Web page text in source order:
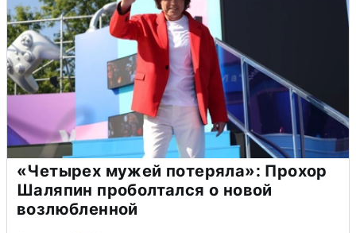
«Четырех мужей потеряла»: Прохор
Шаляпин проболтался о новой
возлюбленной